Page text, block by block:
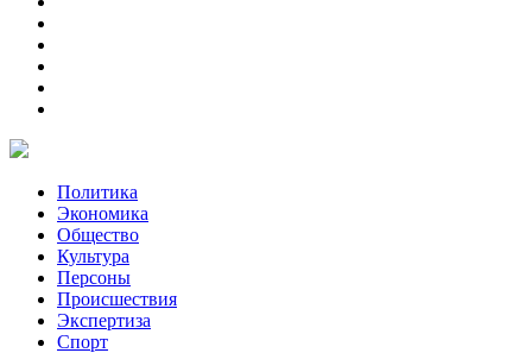
Политика
Экономика
Общество
Культура
Персоны
Происшествия
Экспертиза
Спорт